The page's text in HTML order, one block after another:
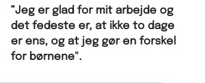
”Jeg er glad for mit arbejde og
det fedeste er, at ikke to dage
er ens, og at jeg gør en forskel
for børnene".